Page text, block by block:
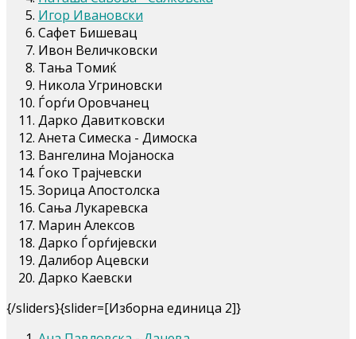
Игор Ивановски
Сафет Бишевац
Ивон Величковски
Тања Томиќ
Никола Угриновски
Ѓорѓи Оровчанец
Дарко Давитковски
Анета Симеска - Димоска
Вангелина Мојаноска
Ѓоко Трајчевски
Зорица Апостолска
Сања Лукаревска
Марин Алексов
Дарко Ѓорѓијевски
Далибор Ацевски
Дарко Каевски
{/sliders}{slider=[Изборна единица 2]}